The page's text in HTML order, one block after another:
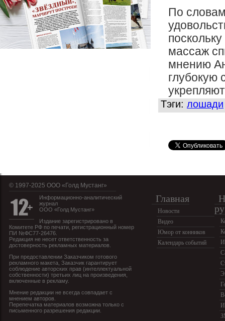
По
массаж
мнению
глубокую
Тэги: лошади
© 1997-2025 OOO «Голд Мустанг»
Информационно-аналитический
журнал
ООО «Голд Мустанг»
Издание зарегистрировано в
Комитете РФ по печати, регистрационный номер
ПИ №ФС77-26476.
Редакция не несет ответственность за
достоверность рекламных материалов.
При предоставлении Заказчиком готового
рекламного макета, Заказчик гарантирует
соблюдение авторских прав (интеллектуальной
собственности) третьих лиц на произведения,
включенные в рекламу.
Мнение редакции не всегда совпадает с
мнением авторов.
Перепечатка материалов возможна только с
письменного разрешения редакции.
Главная
Новости
Видео
Юмор от конников
Календарь событий